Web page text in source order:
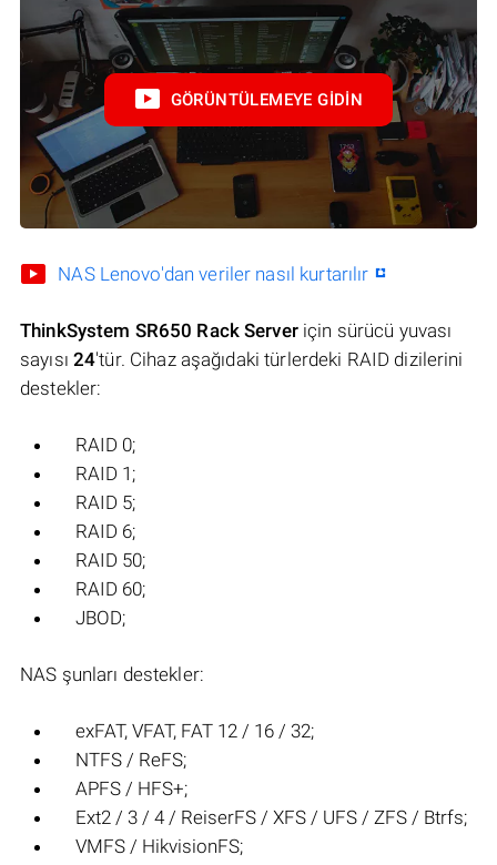
GÖRÜNTÜLEMEYE GIDIN
NAS Lenovo'dan veriler nasıl kurtarılır
ThinkSystem SR650 Rack Serveriçin sürücü yuvası
sayısı 24'tür. Cihaz aşağıdaki türlerdeki RAID dizilerini
destekler:
RAID 0;
RAID 1;
RAID 5;
RAID 6;
RAID 50;
RAID 60;
JBOD;
NAS şunları destekler:
exFAT, VFAT, FAT 12 / 16 / 32;
NTFS / ReFS;
APFS / HFS+;
Ext2 / 3 / 4 / ReiserFS / XFS / UFS / ZFS / Btrfs;
VMFS / HikvisionFS;